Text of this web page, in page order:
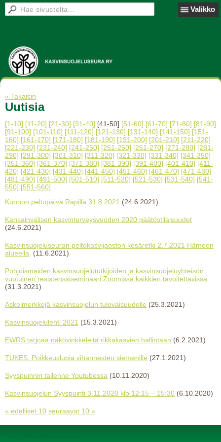
Valikko
« Takaisin
Uutisia
[1-10] [11-20] [21-30] [31-40] [41-50] [51-60] [61-70] [71-80] [81-90]
[91-100] [101-110] [111-120] [121-130] [131-140] [141-150] [151-
160] [161-170] [171-180] [181-190] [191-200] [201-210] [211-220]
[221-230] [231-240] [241-250] [251-260] [261-270] [271-280] [281-
290] [291-300] [301-310] [311-320] [321-330] [331-340] [341-350]
[351-360] [361-370] [371-380] [381-390] [391-400] [401-410] [411-
420] [421-430] [431-440] [441-450] [451-460] [461-470] [471-480]
[481-490] [491-500] [501-510] [511-520] [521-530] [531-540] [541-
550] [551-560]
Kunnon peltopäivä Räpillä 31.8.2021 (24.6.2021)
Kansainvälisen kasvinterveysvuoden 2020 päätöstilaisuudet
(24.6.2021)
Kasvinsuojeluseuran peltokasvijaoston kesäretki 2.7.2021 Hämeen
alueella,
(11.6.2021)
Pohjoismaiden kasvinsuojelututkijoiden ja kasvinsuojeluyhteisön
vuotuinen resistenssiseminaari Zoomissa kaikkien tavoitettavissa
(31.3.2021)
Askelmerkkejä kasvinsuojelun tulevaisuudelle (25.3.2021)
Kasvinsuojelulehti 2021 (15.3.2021)
EWRS tarjoaa näkövinkkeleitä rikkakasvien hallintaan (6.2.2021)
TUKES: Poikkeuslupia vihannesten siemenille (27.1.2021)
Syyspuinnin tallenne Youtubessa (10.11.2020)
Kasvinsuojelun Syyspuinti 3.11.2020 klo 12:15 – 15:30 (6.10.2020)
« edelliset 10 seuraavat 10 »